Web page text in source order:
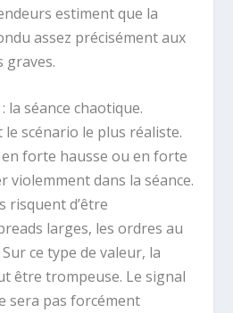
estiment que la
assez précisément aux
graves.
la séance chaotique.
le scénario le plus réaliste.
forte hausse ou en forte
violemment dans la séance.
risquent d’être
larges, les ordres au
ce type de valeur, la
être trompeuse. Le signal
sera pas forcément